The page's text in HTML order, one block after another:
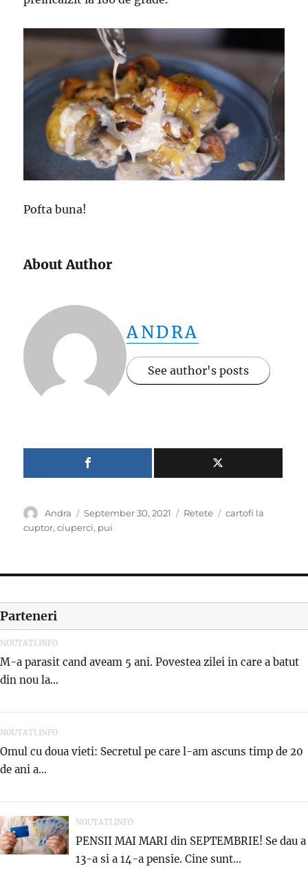
Pofta buna!
About Author
ANDRA
See author's posts
Author
Andra
Posted
on
September 30, 2021 Categories
Retete Tags
cartofi la
cuptor,ciuperci, pui
Parteneri
NOUTATI.INFO
M-a parasit cand aveam 5 ani. Povestea zilei in care a batut
din nou la...
NOUTATI.INFO
Omul cu doua vieti: Secretul pe care l-am ascuns timp de 20
de ani a...
NOUTATI.INFO
PENSII MAI MARI din SEPTEMBRIE! Se dau a
13-a si a 14-a pensie. Cine sunt...